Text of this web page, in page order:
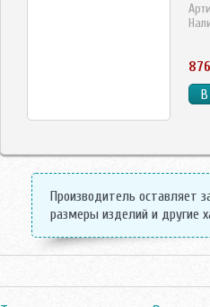
Производитель оставляет
размеры изделий и другие